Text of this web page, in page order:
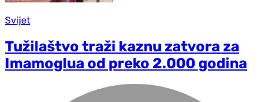
Svijet
Tužilaštvo traži kaznu zatvora za
Imamoglua od preko 2.000 godina